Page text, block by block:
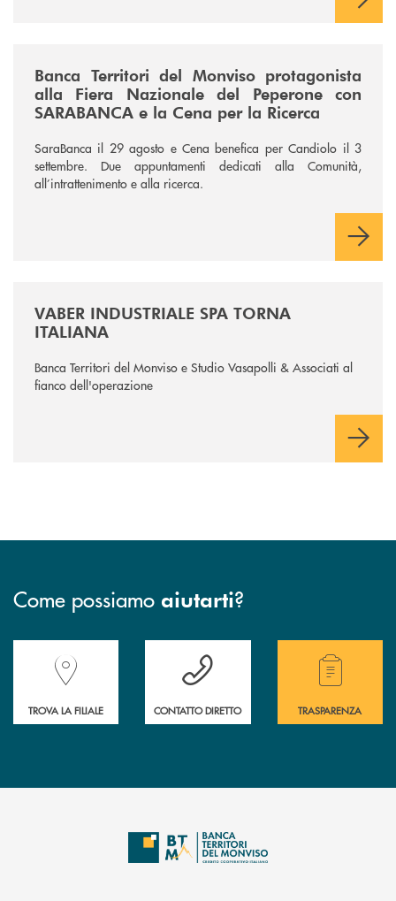
Banca Territori del Monviso protagonista
alla Fiera Nazionale del Peperone con
SARABANCA e la Cena per la Ricerca
SaraBanca il 29 agosto e Cena benefica per Candiolo il 3
settembre. Due appuntamenti dedicati alla Comunità,
all’intrattenimento e alla ricerca.
VABER INDUSTRIALE SPA TORNA
ITALIANA
Banca Territori del Monviso e Studio Vasapolli & Associati al
fianco dell'operazione
Come possiamo aiutarti?
Accedi all' elenco completo delle filiali della Banca.
TROVA LA FILIALE
Hai bisogno di assistenza immediata?
CONTATTO DIRETTO
Hai bisogno di
TRASPARENZA